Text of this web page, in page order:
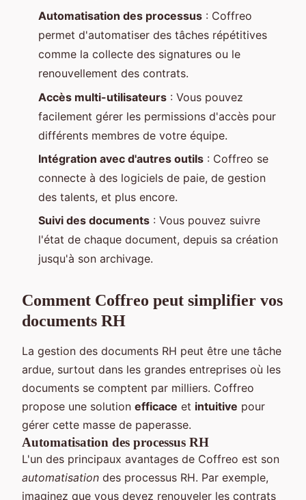
Automatisation des processus : Coffreo
permet d'automatiser des tâches répétitives
comme la collecte des signatures ou le
renouvellement des contrats.
Accès multi-utilisateurs : Vous pouvez
facilement gérer les permissions d'accès pour
différents membres de votre équipe.
Intégration avec d'autres outils : Coffreo se
connecte à des logiciels de paie, de gestion
des talents, et plus encore.
Suivi des documents : Vous pouvez suivre
l'état de chaque document, depuis sa création
jusqu'à son archivage.
Comment Coffreo peut simplifier vos
documents RH
La gestion des documents RH peut être une tâche
ardue, surtout dans les grandes entreprises où les
documents se comptent par milliers. Coffreo
propose une solution efficace et intuitive pour
gérer cette masse de paperasse.
Automatisation des processus RH
L'un des principaux avantages de Coffreo est son
automatisation des processus RH. Par exemple,
imaginez que vous devez renouveler les contrats